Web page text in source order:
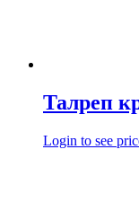
Талреп
Login to see